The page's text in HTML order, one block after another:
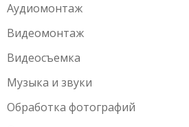
Аудиомонтаж
Видеомонтаж
Видеосъемка
Музыка и звуки
Обработка фотографий